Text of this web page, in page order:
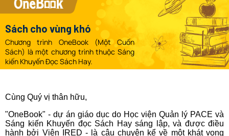
Sách cho vùng khó
Chương trình OneBook (Một Cuốn
Sách) là một chương trình thuộc Sáng
kiến Khuyến Đọc Sách Hay.
Cùng Quý vị thân hữu,
"OneBook" - dự án giáo dục do Học viện Quản lý PACE và
Sáng kiến Khuyến đọc Sách Hay sáng lập, và được điều
hành bởi Viện IRED - là câu chuyện kể về một khát vọng